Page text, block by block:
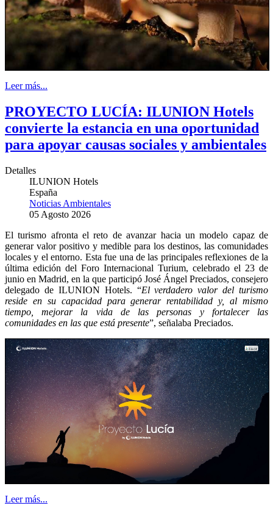
Leer más...
PROYECTO LUCÍA: ILUNION Hotels
convierte la estancia en una oportunidad
para apoyar causas sociales y ambientales
Detalles
ILUNION Hotels
España
Noticias Ambientales
05 Agosto 2026
El turismo afronta el reto de avanzar hacia un modelo capaz de
generar valor positivo y medible para los destinos, las comunidades
locales y el entorno. Esta fue una de las principales reflexiones de la
última edición del Foro Internacional Turium, celebrado el 23 de
junio en Madrid, en la que participó José Ángel Preciados, consejero
delegado de ILUNION Hotels. “El verdadero valor del turismo
reside en su capacidad para generar rentabilidad y, al mismo
tiempo, mejorar la vida de las personas y fortalecer las
comunidades en las que está presente”, señalaba Preciados.
Leer más...